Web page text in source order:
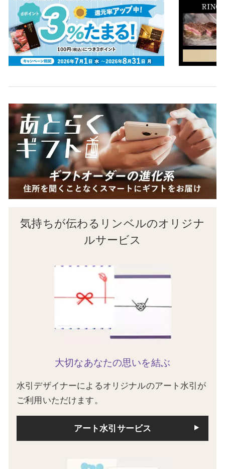
気持ちが伝わるリンベルのオリジナ
ルサービス
大切なあなたの思いを結ぶ
水引デザイナーによるオリジナルのアート水引が
ご利用いただけます。
アート水引サービス